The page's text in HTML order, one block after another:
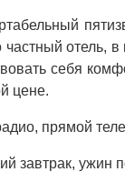
отель,
себя
цене.
прямой
завтрак, ужин